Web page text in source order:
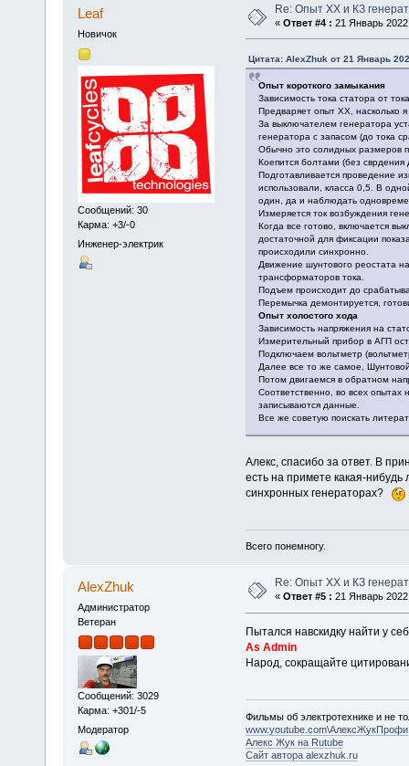
Leaf
Новичок
Сообщений: 30
Карма: +3/-0
Инженер-электрик
Re: Опыт ХХ и КЗ
« Ответ #4 : 21 Январь
Цитата: AlexZhuk от 21 Январь
Опыт короткого замыкания
Зависимость тока статора от
Предваряет опыт ХХ, насколько
За выключателем генератора
генератора с запасом (до тока
Обычно это солидных размеров
Коепится болтами (без
Подготавливается проведение
использовали, класса 0,5. В
один, да и наблюдать
Измеряется ток возбуждения
Когда все готово, включается
достаточной для фиксации
происходили синхронно.
Движение шунтового реостата
трансформаторов тока.
Подъем происходит до
Перемычка демонтируется,
Опыт холостого хода
Зависимость напряжения на
Измерительный прибор в АГП
Подключаем вольтметр
Далее все то же самое,
Потом двигаемся в обратном
Соответственно, во всех опытах
записываются данные.
Все же советую поискать
Алекс, спасибо за ответ. В
есть на примете какая-
синхронных генераторах?
Всего понемногу.
AlexZhuk
Администратор
Ветеран
Сообщений: 3029
Карма: +301/-5
Модератор
Re: Опыт ХХ и КЗ
« Ответ #5 : 21 Январь
Пытался навскидку найти у
As Admin
Народ, сокращайте
Фильмы об электротехнике и не
www.youtube.com\АлексЖукПрофи
Алекс Жук на Rutube
Сайт автора alexzhuk.ru